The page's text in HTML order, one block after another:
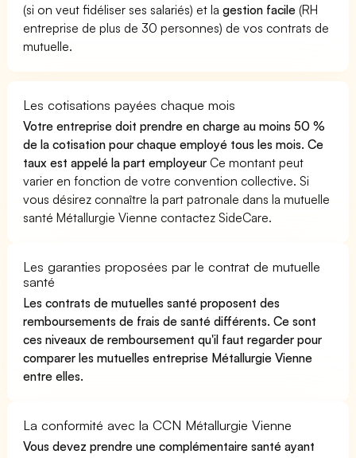
(si on veut fidéliser ses salariés) et lagestion facile (RH
entreprise de plus de 30 personnes) de vos contrats de
mutuelle.
Les cotisations payées chaque mois
Votre entreprise doit prendre en charge au moins 50 %
de la cotisation pour chaque employé tous les mois. Ce
taux est appelé la part employeur Ce montant peut
varier en fonction de votre convention collective. Si
vous désirez connaître la part patronale dans la mutuelle
santé Métallurgie Vienne contactez SideCare.
Les garanties proposées par le contrat de mutuelle
santé
Les contrats de mutuelles santé proposent des
remboursements de frais de santé différents. Ce sont
ces niveaux de remboursement qu'il faut regarder pour
comparer les mutuelles entreprise Métallurgie Vienne
entre elles.
La conformité avec la CCN Métallurgie Vienne
Vous devez prendre une complémentaire santé ayant